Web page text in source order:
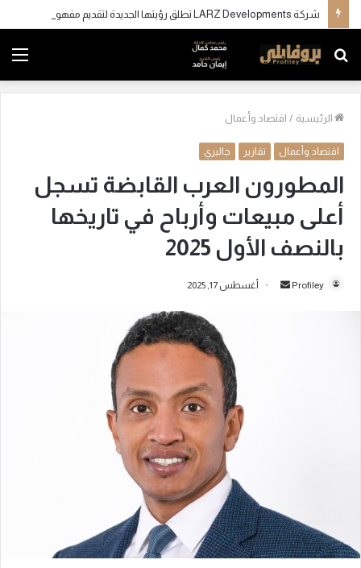
بحث
عن
الرئيسية / اقتصاد وأعمال
اقتصاد وأعمال تقارير جاليري
المطورون العرب القابضة تسجل
أعلى مبيعات وأرباح في تاريخها
بالنصف الأول 2025
Profiley
ت
ر
و
أغسطس 17, 2025